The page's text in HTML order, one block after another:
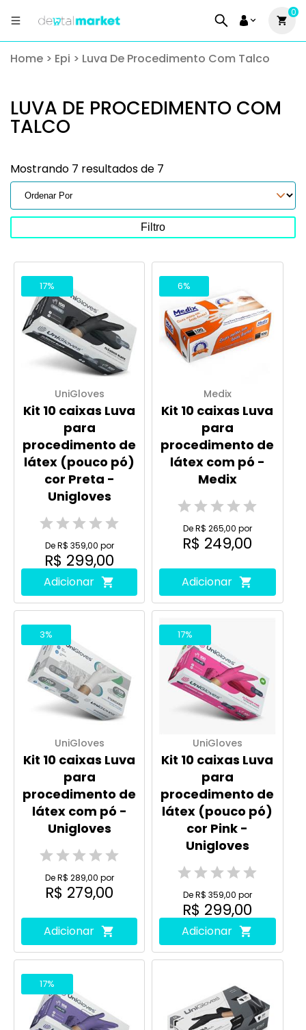
0
Home > Epi > Luva De Procedimento Com Talco
LUVA DE PROCEDIMENTO COM
TALCO
Mostrando 7 resultados de 7
Filtro
17%
UniGloves
Kit 10 caixas Luva
para
procedimento de
látex (pouco pó)
cor Preta -
Unigloves
De R$ 359,00 por
R$ 299,00
Adicionar
6%
Medix
Kit 10 caixas Luva
para
procedimento de
látex com pó -
Medix
De R$ 265,00 por
R$ 249,00
Adicionar
3%
UniGloves
Kit 10 caixas Luva
para
procedimento de
látex com pó -
Unigloves
De R$ 289,00 por
R$ 279,00
Adicionar
17%
UniGloves
Kit 10 caixas Luva
para
procedimento de
látex (pouco pó)
cor Pink -
Unigloves
De R$ 359,00 por
R$ 299,00
Adicionar
17%